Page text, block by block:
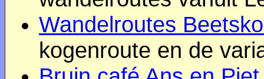
Wandelroutes
kogenroute en de